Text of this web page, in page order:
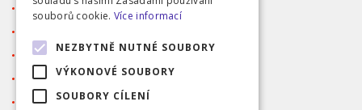
Obchodní podmínky
Reklamace
Přihlášení
Registrace
souborů cookie. Více informací
NEZBYTNĚ NUTNÉ SOUBORY
VÝKONOVÉ SOUBORY
SOUBORY CÍLENÍ